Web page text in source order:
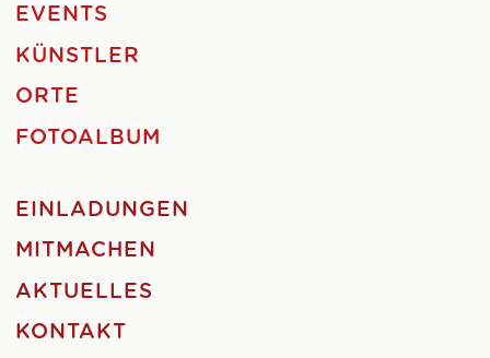
EVENTS
KÜNSTLER
ORTE
FOTOALBUM
EINLADUNGEN
MITMACHEN
AKTUELLES
KONTAKT